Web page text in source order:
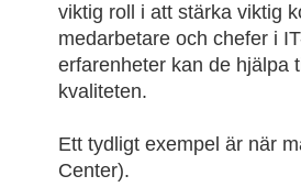
viktig roll i att stärka viktig
medarbetare och chefer i
erfarenheter kan de hjälpa
kvaliteten.
Ett tydligt exempel är när
Center).